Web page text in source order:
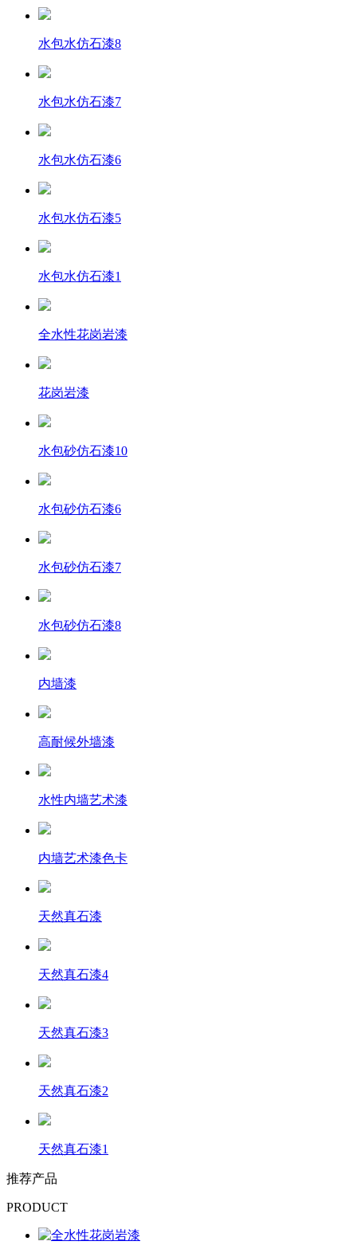
水包水仿石漆8
水包水仿石漆7
水包水仿石漆6
水包水仿石漆5
水包水仿石漆1
全水性花岗岩漆
花岗岩漆
水包砂仿石漆10
水包砂仿石漆6
水包砂仿石漆7
水包砂仿石漆8
内墙漆
高耐候外墙漆
水性内墙艺术漆
内墙艺术漆色卡
天然真石漆
天然真石漆4
天然真石漆3
天然真石漆2
天然真石漆1
推荐产品
PRODUCT